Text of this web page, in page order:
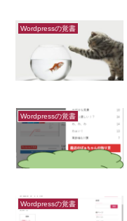
Wordpressの覚書
Wordpressの覚書
Wordpressの覚書